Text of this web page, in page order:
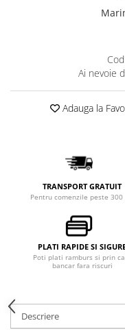
Ai nevoie
Adauga la
TRANSPORT GRATUIT
Pentru comenzile peste 300
PLATI RAPIDE SI
Poti plati ramburs si prin
bancar fara riscuri
Descriere